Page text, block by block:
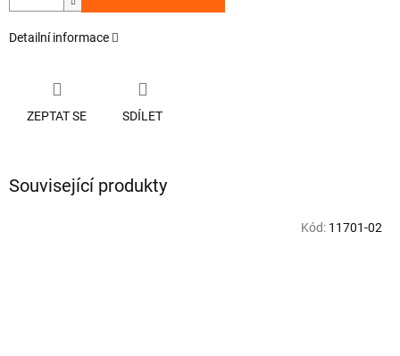
Detailní informace
ZEPTAT SE SDÍLET
Související produkty
Kód: 11701-02